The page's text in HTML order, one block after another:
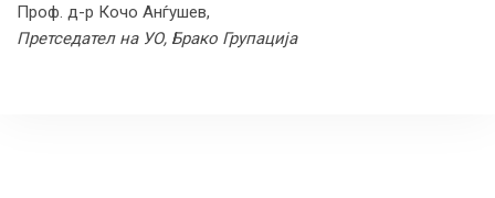
Проф. д-р Кочо Анѓушев,
Претседател на УО, Брако Групација